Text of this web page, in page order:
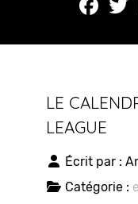
LE
LEAGUE
Écrit par :
Catégorie :